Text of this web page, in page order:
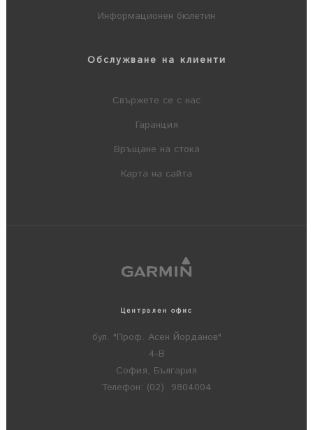
Информационен бюлетин
Обслужване на клиенти
Свържете се с нас
Гаранция
Връщане на стока
Карта на сайта
Централен офис
бул. "Проф. Асен Йорданов"
4-В
София, България
Телефон: (02) 9804004